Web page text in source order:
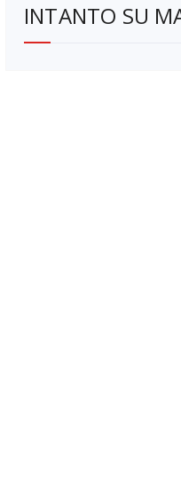
INTANTO SU